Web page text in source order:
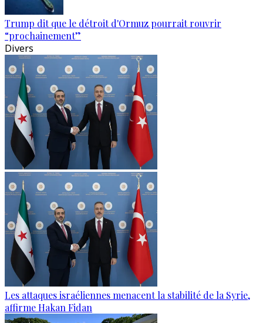
Trump dit que le détroit d'Ormuz pourrait rouvrir
“prochainement”
Divers
Les attaques israéliennes menacent la stabilité de la Syrie,
affirme Hakan Fidan